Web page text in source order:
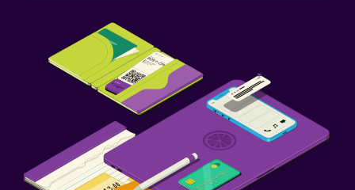
Estacionamiento y transporte
Estacionamiento gratuito
Estacionamiento privado
Zona de trabajo
Fax/fotocopiadora
Escritorio